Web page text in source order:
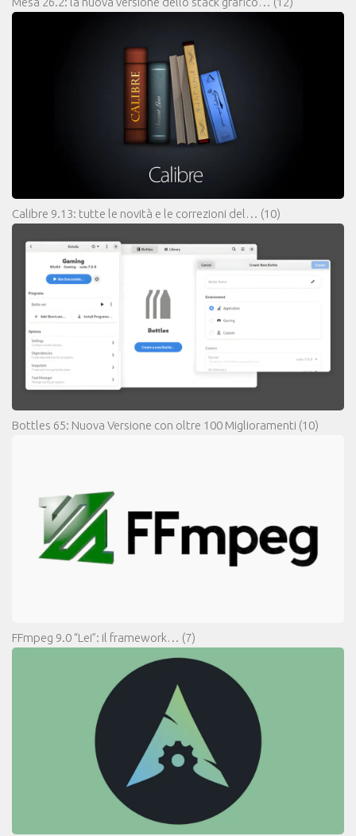
Calibre 9.13: tutte le novità e le correzioni del… (10)
Bottles 65: Nuova Versione con oltre 100 Miglioramenti (10)
FFmpeg 9.0 “Lei”: il framework… (7)